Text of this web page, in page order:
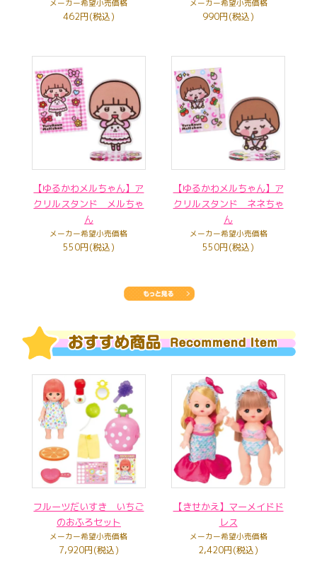
メーカー希望小売価格
462円(税込)
メーカー希望小売価格
990円(税込)
【ゆるかわメルちゃん】ア
クリルスタンド メルちゃ
ん
メーカー希望小売価格
550円(税込)
【ゆるかわメルちゃん】ア
クリルスタンド ネネちゃ
ん
メーカー希望小売価格
550円(税込)
フルーツだいすき いちご
のおふろセット
メーカー希望小売価格
7,920円(税込)
【きせかえ】マーメイドド
レス
メーカー希望小売価格
2,420円(税込)